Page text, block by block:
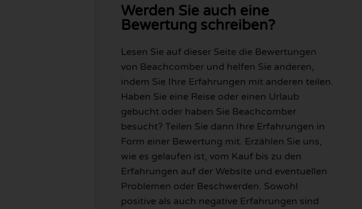
Werden Sie auch eine
Bewertung schreiben?
Lesen Sie auf dieser Seite die Bewertungen
von Beachcomber und helfen Sie anderen,
indem Sie Ihre Erfahrungen mit anderen teilen.
Haben Sie eine Reise oder einen Urlaub
gebucht oder haben Sie Beachcomber
besucht? Teilen Sie dann Ihre Erfahrungen in
Form einer Bewertung mit. Erzählen Sie uns,
wie es gelaufen ist, vom Kauf bis zu den
Erfahrungen auf der Website und eventuellen
Problemen oder Beschwerden. Sowohl
positive als auch negative Erfahrungen sind